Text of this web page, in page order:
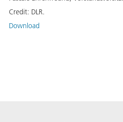
Credit: DLR.
Download